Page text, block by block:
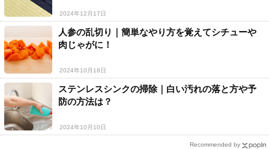
2024年12月17日
人参の乱切り｜簡単なやり方を覚えてシチューや
肉じゃがに！
2024年10月18日
ステンレスシンクの掃除｜白い汚れの落と方や予
防の方法は？
2024年10月10日
Recommended by